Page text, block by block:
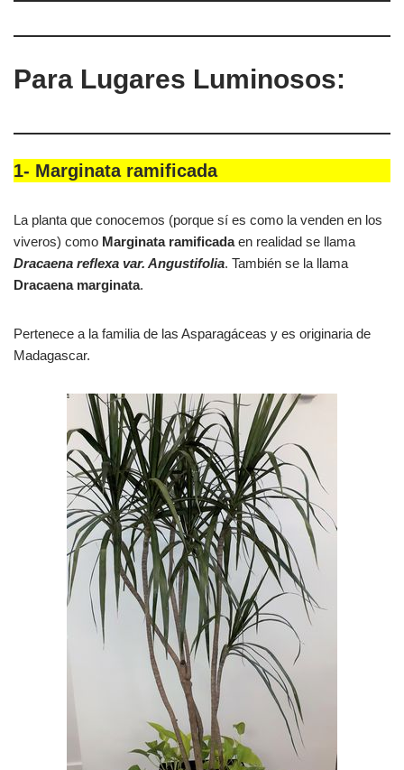
Para Lugares Luminosos:
1- Marginata ramificada
La planta que conocemos (porque sí es como la venden en los
viveros) como Marginata ramificadaen realidad se llama
Dracaena reflexa var. Angustifolia. También se la llama
Dracaena marginata.
Pertenece a la familia de las Asparagáceas y es originaria de
Madagascar.